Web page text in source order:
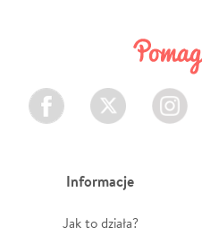
Facebook Twitter Instagram
Informacje
Jak to działa?